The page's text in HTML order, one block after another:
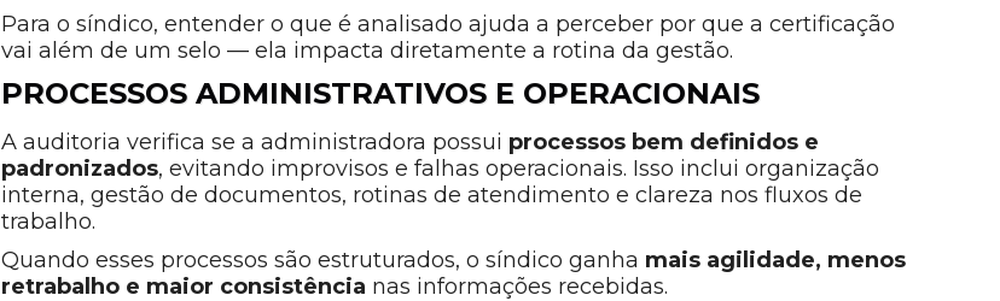
Para o síndico, entender o que é analisado ajuda a perceber por que a certificação
vai além de um selo — ela impacta diretamente a rotina da gestão.
PROCESSOS ADMINISTRATIVOS E OPERACIONAIS
A auditoria verifica se a administradora possui processos bem definidos e
padronizados, evitando improvisos e falhas operacionais. Isso inclui organização
interna, gestão de documentos, rotinas de atendimento e clareza nos fluxos de
trabalho.
Quando esses processos são estruturados, o síndico ganha mais agilidade, menos
retrabalho e maior consistência nas informações recebidas.